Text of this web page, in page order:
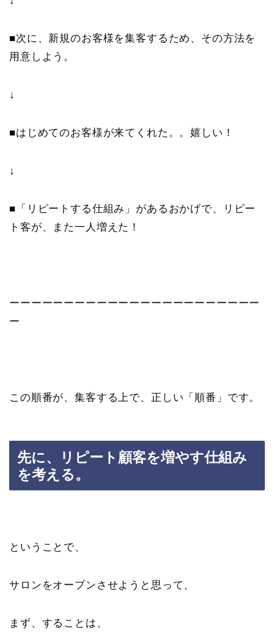
■次に、新規のお客様を集客するため、その方法を
用意しよう。
↓
■はじめてのお客様が来てくれた。。嬉しい！
↓
■「リピートする仕組み」があるおかげで、リピー
ト客が、また一人増えた！
ーーーーーーーーーーーーーーーーーーーーーーー
ー
この順番が、集客する上で、正しい「順番」です。
先に、リピート顧客を増やす仕組み
を考える。
ということで、
サロンをオープンさせようと思って、
まず、することは、